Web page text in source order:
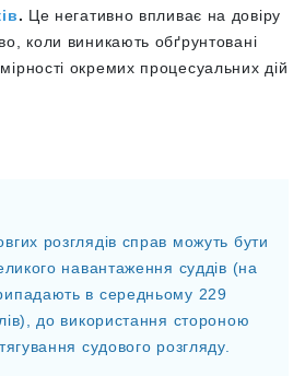
. Це негативно впливає на довіру
коли виникають обґрунтовані
окремих процесуальних дій
розглядів справ можуть бути
навантаження суддів (на
в середньому 229
до використання стороною
судового розгляду.